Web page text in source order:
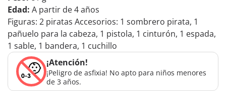
Edad: A partir de 4 años
Figuras: 2 piratas Accesorios: 1 sombrero pirata, 1
pañuelo para la cabeza, 1 pistola, 1 cinturón, 1 espada,
1 sable, 1 bandera, 1 cuchillo
¡Atención!
¡Peligro de asfixia! No apto para niños menores
de 3 años.